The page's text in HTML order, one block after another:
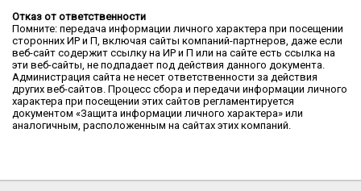
Отказ от ответственности
Помните: передача информации личного характера при посещении
сторонних ИР и П, включая сайты компаний-партнеров, даже если
веб-сайт содержит ссылку на ИР и П или на сайте есть ссылка на
эти веб-сайты, не подпадает под действия данного документа.
Администрация сайта не несет ответственности за действия
других веб-сайтов. Процесс сбора и передачи информации личного
характера при посещении этих сайтов регламентируется
документом «Защита информации личного характера» или
аналогичным, расположенным на сайтах этих компаний.